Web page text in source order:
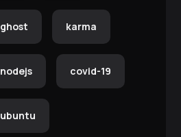
ghost karma
nodejs covid-19
ubuntu